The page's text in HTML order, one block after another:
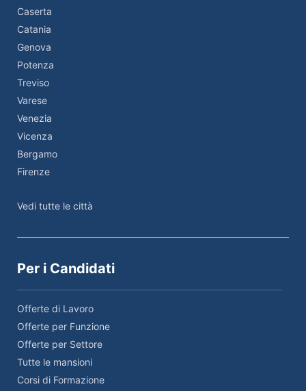
Caserta
Catania
Genova
Potenza
Treviso
Varese
Venezia
Vicenza
Bergamo
Firenze
Vedi tutte le città
Per i Candidati
Offerte di Lavoro
Offerte per Funzione
Offerte per Settore
Tutte le mansioni
Corsi di Formazione